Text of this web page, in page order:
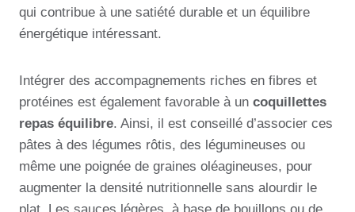
qui contribue à une satiété durable et un équilibre
énergétique intéressant.
Intégrer des accompagnements riches en fibres et
protéines est également favorable à un coquillettes
repas équilibre. Ainsi, il est conseillé d’associer ces
pâtes à des légumes rôtis, des légumineuses ou
même une poignée de graines oléagineuses, pour
augmenter la densité nutritionnelle sans alourdir le